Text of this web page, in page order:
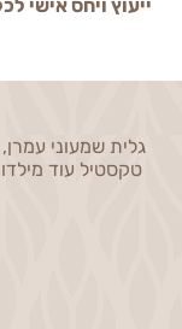
ייעוץ ויחס אישי
גלית שמעוני
טקסטיל עוד